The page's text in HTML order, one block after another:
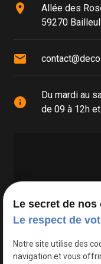
place
Allée des
59270 Bailleul
mail
info
Du mardi au
de 09 à 12h
Google Maps
Le secret de nos
Le respect de
Notre site utilise des
navigation et vous